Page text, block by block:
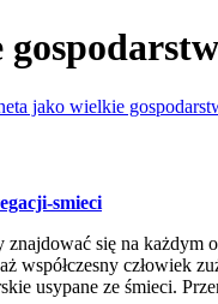
jako wielkie
smieci
się na
współczesny człowiek
usypane ze śmieci.